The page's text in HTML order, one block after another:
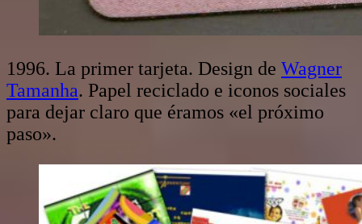
1996. La primer tarjeta. Design de Wagner
Tamanha. Papel reciclado e iconos sociales
para dejar claro que éramos «el próximo
paso».